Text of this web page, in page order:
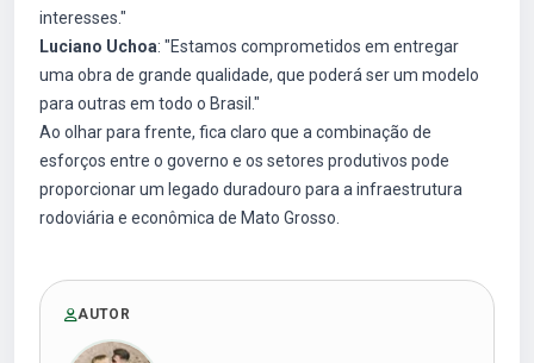
interesses."
Luciano Uchoa: "Estamos comprometidos em entregar
uma obra de grande qualidade, que poderá ser um modelo
para outras em todo o Brasil."
Ao olhar para frente, fica claro que a combinação de
esforços entre o governo e os setores produtivos pode
proporcionar um legado duradouro para a infraestrutura
rodoviária e econômica de Mato Grosso.
AUTOR